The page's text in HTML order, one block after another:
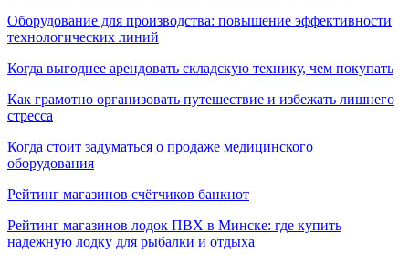
Оборудование для производства: повышение эффективности
технологических линий
Когда выгоднее арендовать складскую технику, чем покупать
Как грамотно организовать путешествие и избежать лишнего
стресса
Когда стоит задуматься о продаже медицинского
оборудования
Рейтинг магазинов счётчиков банкнот
Рейтинг магазинов лодок ПВХ в Минске: где купить
надежную лодку для рыбалки и отдыха